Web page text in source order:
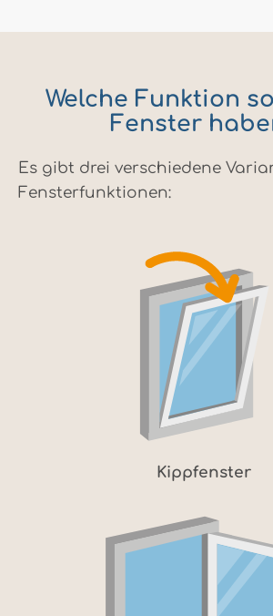
Welche Funktion
Fenster
Es gibt drei verschiedene
Fensterfunktionen:
Kippfenster